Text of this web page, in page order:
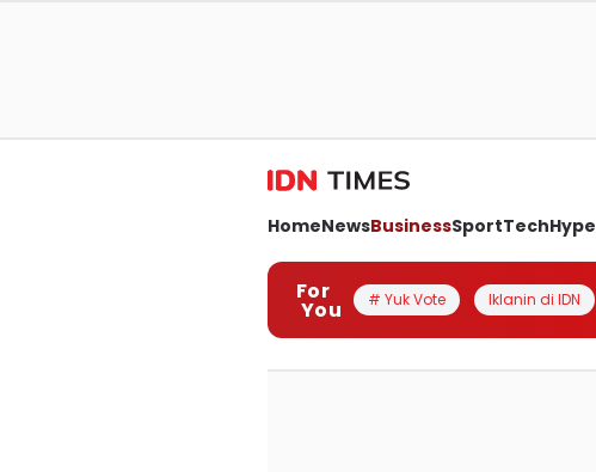
HomeNewsBusinessSportTechHype
For
You # Yuk Vote Iklanin di IDN